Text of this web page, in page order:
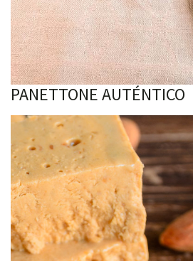
PANETTONE AUTÉNTICO